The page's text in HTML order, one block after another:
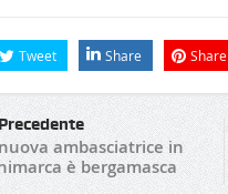
Tweet Share Share
Precedente
ambasciatrice in
è bergamasca